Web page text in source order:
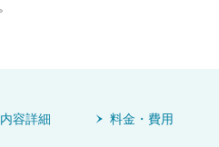
容詳細 料金・費用